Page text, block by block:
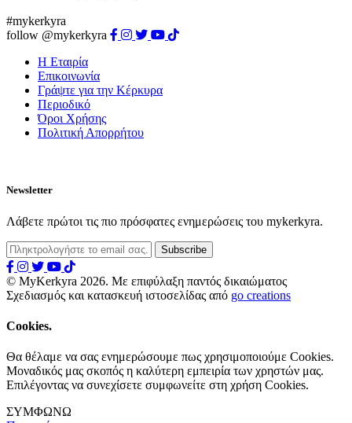
#mykerkyra
follow @mykerkyra
Η Εταιρία
Επικοινωνία
Γράψτε για την Κέρκυρα
Περιοδικό
Όροι Χρήσης
Πολιτική Απορρήτου
Newsletter
Λάβετε πρώτοι τις πιο πρόσφατες ενημερώσεις του mykerkyra.
© MyKerkyra 2026. Με επιφύλαξη παντός δικαιώματος
Σχεδιασμός και κατασκευή ιστοσελίδας από go creations
Cookies.
Θα θέλαμε να σας ενημερώσουμε πως χρησιμοποιούμε Cookies.
Μοναδικός μας σκοπός η καλύτερη εμπειρία των χρηστών μας.
Επιλέγοντας να συνεχίσετε συμφωνείτε στη χρήση Cookies.
ΣΥΜΦΩΝΩ